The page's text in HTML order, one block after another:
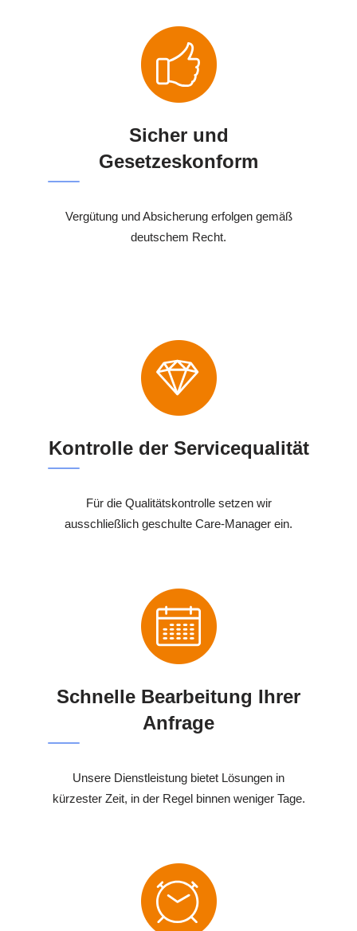
Sicher und
Gesetzeskonform
Vergütung und Absicherung erfolgen gemäß
deutschem Recht.
Kontrolle der Servicequalität
Für die Qualitätskontrolle setzen wir
ausschließlich geschulte Care-Manager ein.
Schnelle Bearbeitung Ihrer
Anfrage
Unsere Dienstleistung bietet Lösungen in
kürzester Zeit, in der Regel binnen weniger Tage.